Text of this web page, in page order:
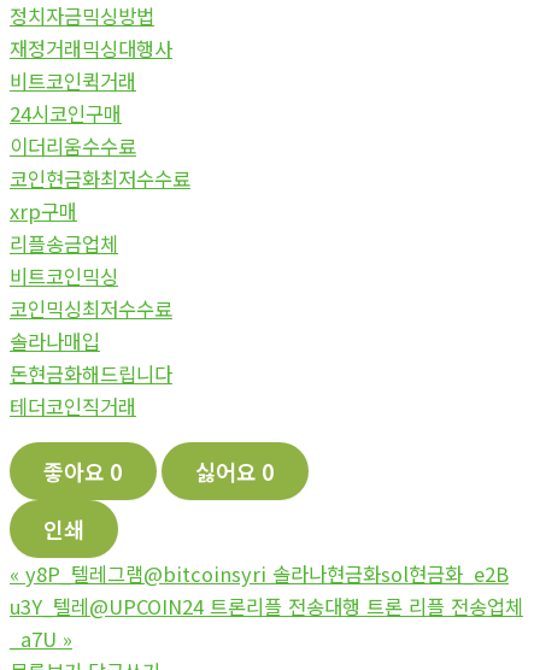
정치자금믹싱방법
재정거래믹싱대행사
비트코인퀵거래
24시코인구매
이더리움수수료
코인현금화최저수수료
xrp구매
리플송금업체
비트코인믹싱
코인믹싱최저수수료
솔라나매입
돈현금화해드립니다
테더코인직거래
좋아요 0 싫어요 0
인쇄
« y8P_텔레그램@bitcoinsyri 솔라나현금화sol현금화_e2B
u3Y_텔레@UPCOIN24 트론리플 전송대행 트론 리플 전송업체
_a7U »